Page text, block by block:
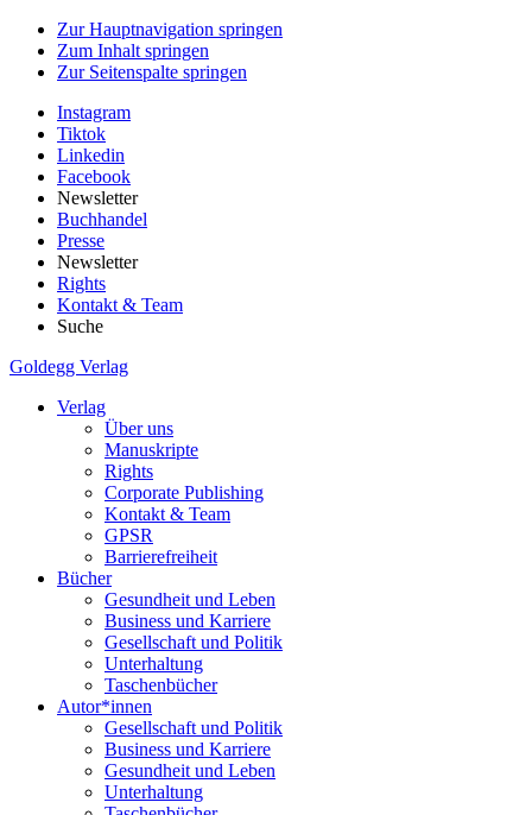
Zur Hauptnavigation springen
Zum Inhalt springen
Zur Seitenspalte springen
Instagram
Tiktok
Linkedin
Facebook
Newsletter
Buchhandel
Presse
Newsletter
Rights
Kontakt & Team
Suche
Goldegg Verlag
Verlag
Über uns
Manuskripte
Rights
Corporate Publishing
Kontakt & Team
GPSR
Barrierefreiheit
Bücher
Gesundheit und Leben
Business und Karriere
Gesellschaft und Politik
Unterhaltung
Taschenbücher
Autor*innen
Gesellschaft und Politik
Business und Karriere
Gesundheit und Leben
Unterhaltung